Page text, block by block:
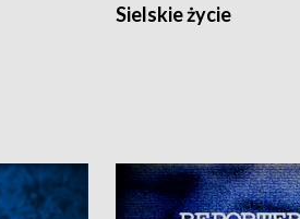
Sielskie życie